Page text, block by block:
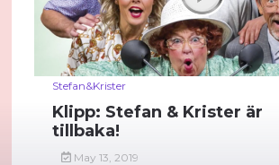
Stefan&Krister
Klipp: Stefan & Krister är
tillbaka!
May 13, 2019